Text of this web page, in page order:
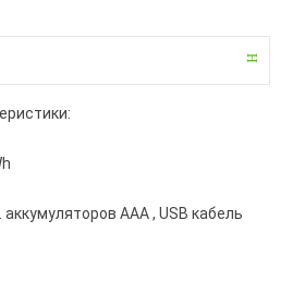
AAA , USB кабель